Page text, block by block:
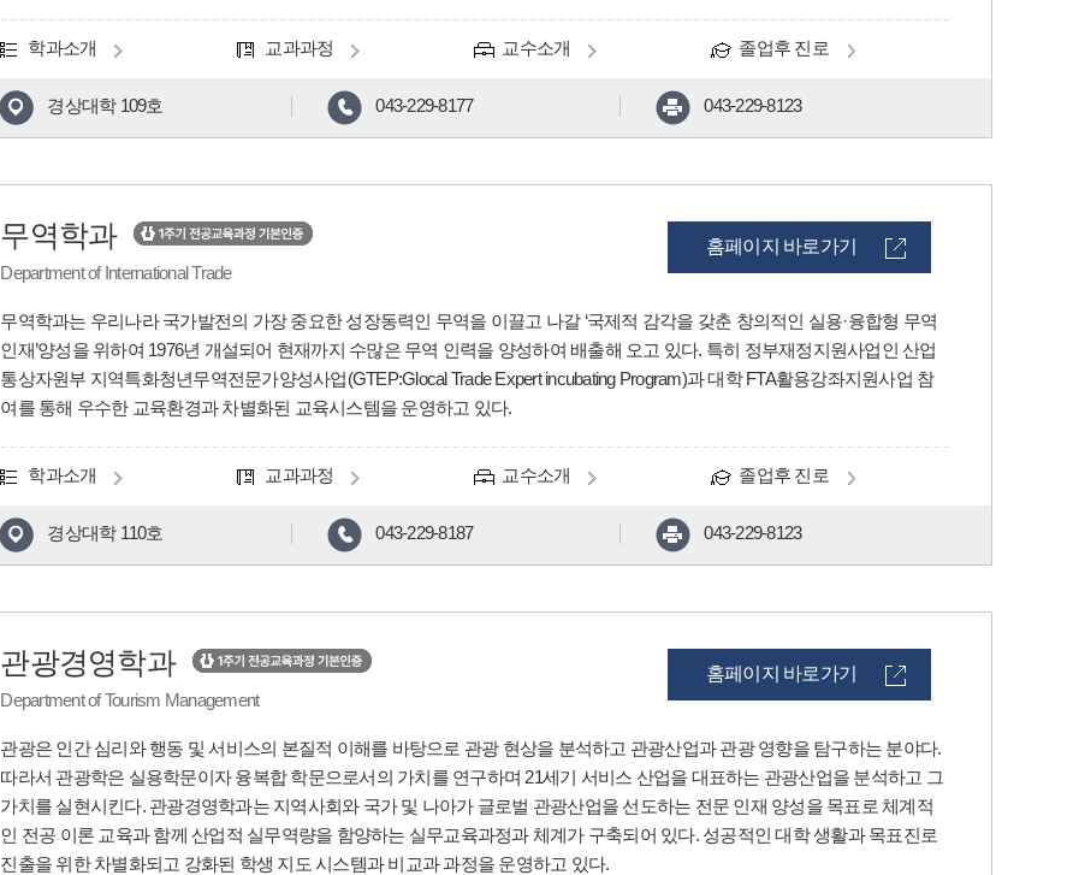
학과소개 교과과정 교수소개 졸업후 진로
경상대학 109호 043-229-8177 043-229-8123
무역학과
Department of International Trade
무역학과는 우리나라 국가발전의 가장 중요한 성장동력인 무역을 이끌고 나갈 ‘국제적 감각을 갖춘 창의적인 실용·융합형 무역
인재’양성을 위하여 1976년 개설되어 현재까지 수많은 무역 인력을 양성하여 배출해 오고 있다. 특히 정부재정지원사업인 산업
통상자원부 지역특화청년무역전문가양성사업(GTEP:Glocal Trade Expert incubating Program)과 대학 FTA활용강좌지원사업 참
여를 통해 우수한 교육환경과 차별화된 교육시스템을 운영하고 있다.
홈페이지 바로가기
학과소개 교과과정 교수소개 졸업후 진로
경상대학 110호 043-229-8187 043-229-8123
관광경영학과
Department of Tourism Management
관광은 인간 심리와 행동 및 서비스의 본질적 이해를 바탕으로 관광 현상을 분석하고 관광산업과 관광 영향을 탐구하는 분야다.
따라서 관광학은 실용학문이자 융복합 학문으로서의 가치를 연구하며 21세기 서비스 산업을 대표하는 관광산업을 분석하고 그
가치를 실현시킨다. 관광경영학과는 지역사회와 국가 및 나아가 글로벌 관광산업을 선도하는 전문 인재 양성을 목표로 체계적
인 전공 이론 교육과 함께 산업적 실무역량을 함양하는 실무교육과정과 체계가 구축되어 있다. 성공적인 대학 생활과 목표진로
진출을 위한 차별화되고 강화된 학생 지도 시스템과 비교과 과정을 운영하고 있다.
홈페이지 바로가기